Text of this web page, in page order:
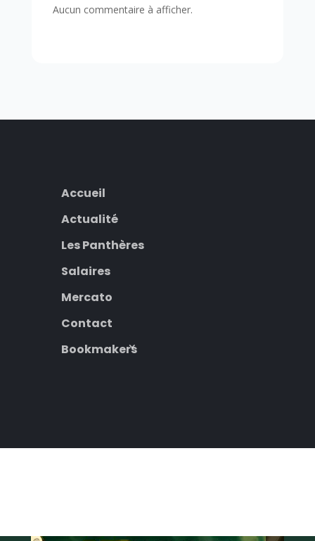
Aucun commentaire à afficher.
Accueil
Actualité
Les Panthères
Salaires
Mercato
Contact
Bookmakers